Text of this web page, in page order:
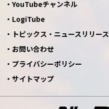
YouTubeチャンネル
LogiTube
トピックス・ニュースリリース
お問い合わせ
プライバシーポリシー
サイトマップ